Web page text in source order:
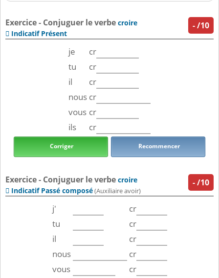
-/10
Exercice - Conjuguer le verbe croire
 Indicatif Présent
je
cr
tu
cr
il
cr
nous cr
vous cr
ils
cr
Corriger Recommencer
-/10
Exercice - Conjuguer le verbe croire
 Indicatif Passé composé(Auxiliaire avoir)
j'
cr
tu
cr
il
cr
nous
cr
vous
cr